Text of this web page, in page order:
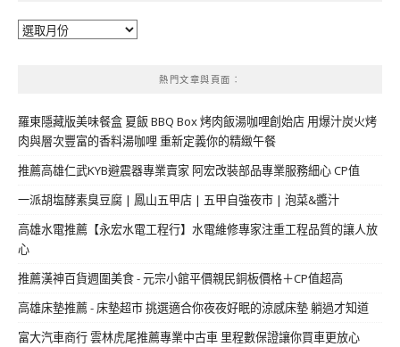
彙
熱門文章與頁面︰
羅東隱藏版美味餐盒 夏飯 BBQ Box 烤肉飯湯咖哩創始店 用爆汁炭火烤
肉與層次豐富的香料湯咖哩 重新定義你的精緻午餐
推薦高雄仁武KYB避震器專業賣家 阿宏改裝部品專業服務細心 CP值
一派胡塩酵素臭豆腐 | 鳳山五甲店 | 五甲自強夜市 | 泡菜&醬汁
高雄水電推薦【永宏水電工程行】水電維修專家注重工程品質的讓人放
心
推薦漢神百貨週圍美食 - 元宗小館平價親民銅板價格＋CP值超高
高雄床墊推薦 - 床墊超市 挑選適合你夜夜好眠的涼感床墊 躺過才知道
富大汽車商行 雲林虎尾推薦專業中古車 里程數保證讓你買車更放心